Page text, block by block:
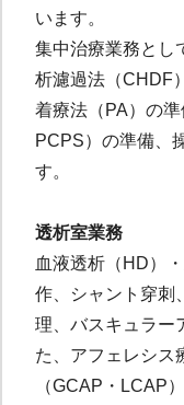
います。
集中治療業務とし
析濾過法（CHDF
着療法（PA）の
PCPS）の準備、
す。
透析室業務
血液透析（HD）
作、シャント穿刺
理、バスキュラー
た、アフェレシス
（GCAP・LCAP